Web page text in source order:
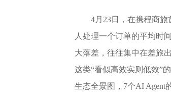
4月23日，在携程商旅
人处理一个订单的平均时
大落差，往往集中在差旅
这类“看似高效实则低效”
生态全景图，7个AI Agent